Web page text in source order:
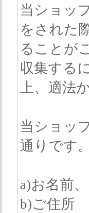
当ショッ
をされた
ることが
収集する
上、適法
当ショッ
通りです
a)お名前
b)ご住所